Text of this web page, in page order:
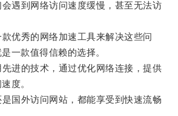
到网络访问速度缓慢，甚至无法访
秀的网络加速工具来解决这些问
一款值得信赖的选择。
的技术，通过优化网络连接，提供
度。
外访问网站，都能享受到快速流畅